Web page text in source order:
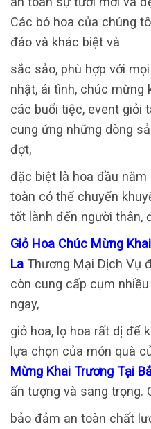
Các bó hoa của chúng
đáo và khác biệt và
sắc sảo, phù hợp với
nhật, ái tình, chúc mừng
các buổi tiệc, event giỏi
cung ứng những dòng
đợt,
đặc biệt là hoa đầu
toàn có thể chuyển
tốt lành đến người thân,
Giỏ Hoa Chúc Mừng
La Thương Mại Dịch Vụ
còn cung cấp cụm
ngay,
giỏ hoa, lọ hoa rất dị để
lựa chọn của món quà
Mừng Khai Trương Tại
ấn tượng và sang trọng.
bảo đảm an toàn chất